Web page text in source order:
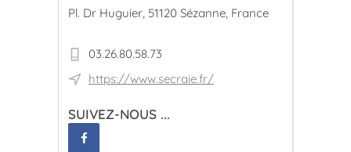
Pl. Dr Huguier, 51120 Sézanne, France
03.26.80.58.73
https://www.secraie.fr/
SUIVEZ-NOUS ...